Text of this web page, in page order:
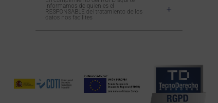
informamos de quien es el
RESPONSABLE del tratamiento de los
datos nos facilites